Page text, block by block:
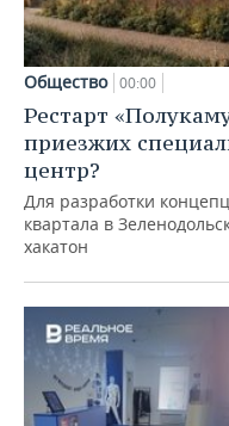
Общество 00:00
Рестарт
приезжих
центр?
Для разработки
квартала в
хакатон